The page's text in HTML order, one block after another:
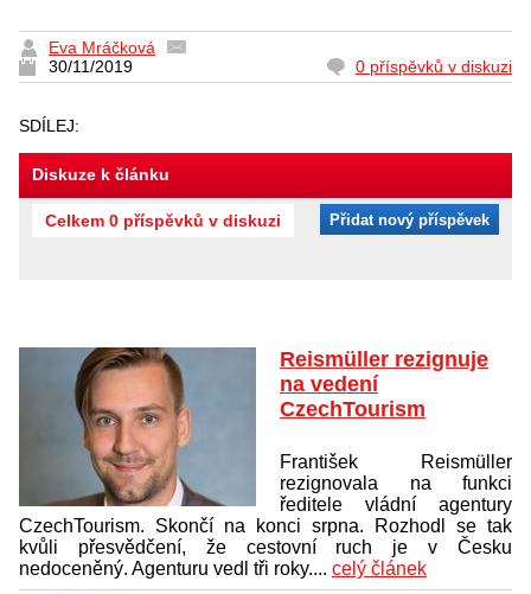
Eva Mráčková
30/11/2019
0 příspěvků v diskuzi
SDÍLEJ:
Diskuze k článku
Celkem 0 příspěvků v diskuzi Přidat nový příspěvek
Reismüller rezignuje
na vedení
CzechTourism
František Reismüller
rezignovala na funkci
ředitele vládní agentury
CzechTourism. Skončí na konci srpna. Rozhodl se tak
kvůli přesvědčení, že cestovní ruch je v Česku
nedoceněný. Agenturu vedl tři roky.... celý článek